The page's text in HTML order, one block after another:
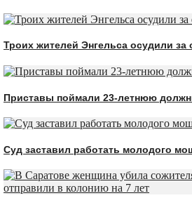
Троих жителей Энгельса осудили
Приставы поймали 23-летнюю
Суд заставил работать молодого